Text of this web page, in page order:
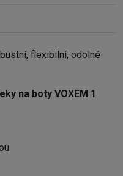
flexibilní, odolné
na boty VOXEM 1